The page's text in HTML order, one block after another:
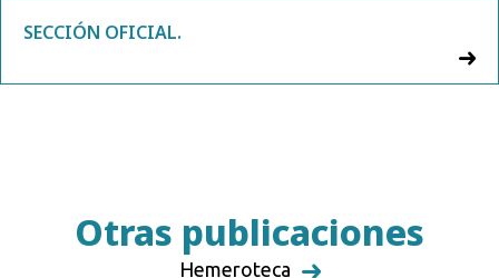
SECCIÓN OFICIAL.
Otras publicaciones
Hemeroteca